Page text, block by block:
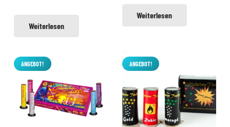
Weiterlesen
Weiterlesen
ANGEBOT! ANGEBOT!